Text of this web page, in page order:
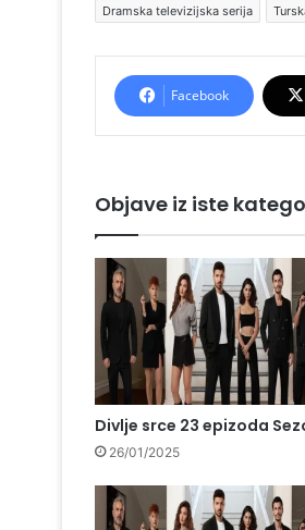
Dramska televizijska serija
Facebook
Objave iz iste
Divlje srce 23 epizoda
26/01/2025